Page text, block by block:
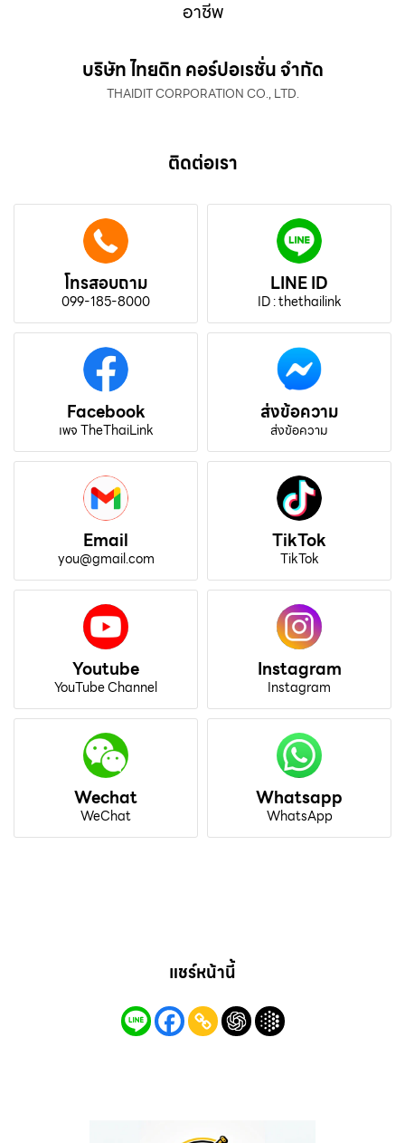
อาชีพ
บริษัท ไทยดิท คอร์ปอเรชั่น จำกัด
THAIDIT CORPORATION CO., LTD.
ติดต่อเรา
โทรสอบถาม
099-185-8000
LINE ID
ID : thethailink
Facebook
เพจ TheThaiLink
ส่งข้อความ
ส่งข้อความ
Email
you@gmail.com
TikTok
TikTok
Youtube
YouTube Channel
Instagram
Instagram
Wechat
WeChat
Whatsapp
WhatsApp
แชร์หน้านี้